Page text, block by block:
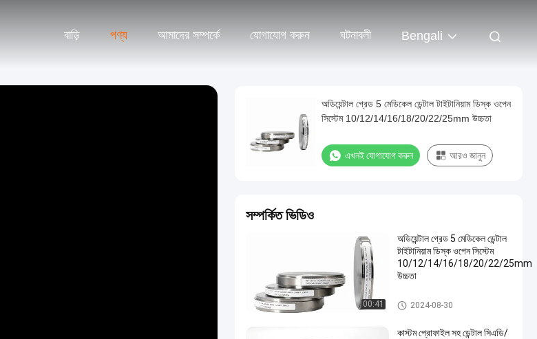
বাড়ি পণ্য আমাদের সম্পর্কে যোগাযোগ করুন ঘটনাবলী Bengali
অডিয়েন্টাল গ্রেড 5 মেডিকেল ডেন্টাল টাইটানিয়াম ডিস্ক ওপেন
সিস্টেম 10/12/14/16/18/20/22/25mm উচ্চতা
এখনই যোগাযোগ করুন আরও জানুন
সম্পর্কিত ভিডিও
00:41
অডিয়েন্টাল গ্রেড 5 মেডিকেল ডেন্টাল
টাইটানিয়াম ডিস্ক ওপেন সিস্টেম
10/12/14/16/18/20/22/25mm
উচ্চতা
ডেন্টাল টাইটানিয়াম ডিস্ক
2024-08-30
কাস্টম প্রোফাইল সহ ডেন্টাল সিএডি/